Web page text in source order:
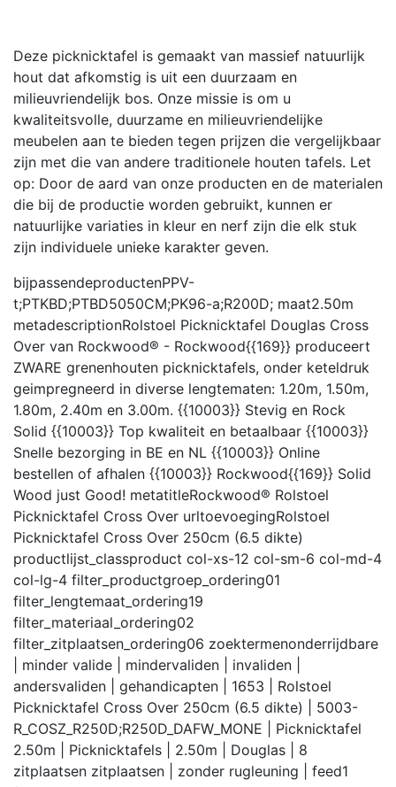
Deze picknicktafel is gemaakt van massief natuurlijk
hout dat afkomstig is uit een duurzaam en
milieuvriendelijk bos. Onze missie is om u
kwaliteitsvolle, duurzame en milieuvriendelijke
meubelen aan te bieden tegen prijzen die vergelijkbaar
zijn met die van andere traditionele houten tafels. Let
op: Door de aard van onze producten en de materialen
die bij de productie worden gebruikt, kunnen er
natuurlijke variaties in kleur en nerf zijn die elk stuk
zijn individuele unieke karakter geven.
bijpassendeproductenPPV-
t;PTKBD;PTBD5050CM;PK96-a;R200D; maat2.50m
metadescriptionRolstoel Picknicktafel Douglas Cross
Over van Rockwood® - Rockwood{{169}} produceert
ZWARE grenenhouten picknicktafels, onder keteldruk
geimpregneerd in diverse lengtematen: 1.20m, 1.50m,
1.80m, 2.40m en 3.00m. {{10003}} Stevig en Rock
Solid {{10003}} Top kwaliteit en betaalbaar {{10003}}
Snelle bezorging in BE en NL {{10003}} Online
bestellen of afhalen {{10003}} Rockwood{{169}} Solid
Wood just Good! metatitleRockwood® Rolstoel
Picknicktafel Cross Over urltoevoegingRolstoel
Picknicktafel Cross Over 250cm (6.5 dikte)
productlijst_classproduct col-xs-12 col-sm-6 col-md-4
col-lg-4 filter_productgroep_ordering01
filter_lengtemaat_ordering19
filter_materiaal_ordering02
filter_zitplaatsen_ordering06 zoektermenonderrijdbare
| minder valide | mindervaliden | invaliden |
andersvaliden | gehandicapten | 1653 | Rolstoel
Picknicktafel Cross Over 250cm (6.5 dikte) | 5003-
R_COSZ_R250D;R250D_DAFW_MONE | Picknicktafel
2.50m | Picknicktafels | 2.50m | Douglas | 8
zitplaatsen zitplaatsen | zonder rugleuning |
feed1